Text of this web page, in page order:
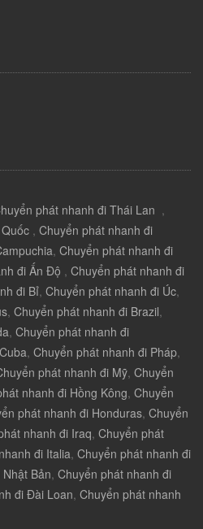
phát nhanh đi Thái Lan ,
, Chuyển phát nhanh đi
, Chuyển phát nhanh đi
đi Ấn Độ , Chuyển phát nhanh đi
đi Bỉ, Chuyển phát nhanh đi Úc,
, Chuyển phát nhanh đi Brazil,
, Chuyển phát nhanh đi
, Chuyển phát nhanh đi Pháp,
phát nhanh đi Mỹ, Chuyển
nhanh đi Hồng Kông, Chuyển
phát nhanh đi Honduras, Chuyển
nhanh đi Iraq, Chuyển phát
đi Italia, Chuyển phát nhanh đi
Bản, Chuyển phát nhanh đi
đi Đài Loan, Chuyển phát nhanh